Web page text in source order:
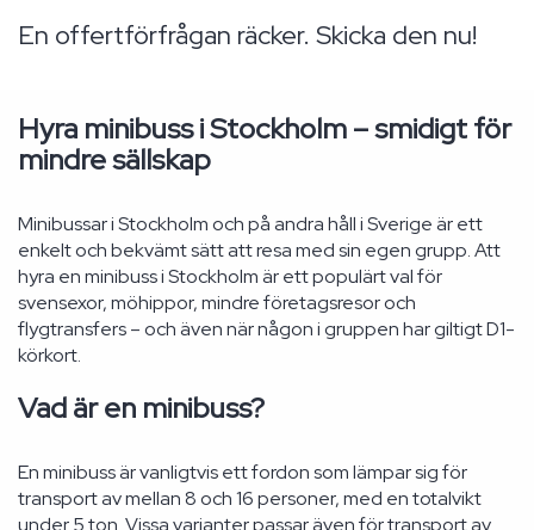
En offertförfrågan räcker. Skicka den nu!
Hyra minibuss i Stockholm – smidigt för
mindre sällskap
Minibussar i Stockholm och på andra håll i Sverige är ett
enkelt och bekvämt sätt att resa med sin egen grupp. Att
hyra en minibuss i Stockholm är ett populärt val för
svensexor, möhippor, mindre företagsresor och
flygtransfers – och även när någon i gruppen har giltigt D1-
körkort.
Vad är en minibuss?
En minibuss är vanligtvis ett fordon som lämpar sig för
transport av mellan 8 och 16 personer, med en totalvikt
under 5 ton. Vissa varianter passar även för transport av